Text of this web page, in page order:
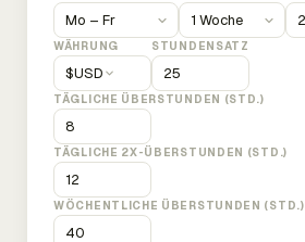
WÄHRUNG
$USD
STUNDENSATZ
TÄGLICHE ÜBERSTUNDEN (STD.)
TÄGLICHE 2X-ÜBERSTUNDEN (STD.)
WÖCHENTLICHE ÜBERSTUNDEN (STD.)